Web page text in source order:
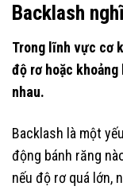
Backlash
Trong lĩnh vực cơ
độ rơ hoặc
nhau.
Backlash là một
động bánh răng
nếu độ rơ quá lớn,